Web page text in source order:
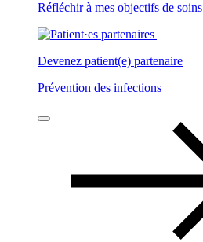
Réfléchir à mes objectifs de soins
Devenez patient(e) partenaire
Prévention des infections